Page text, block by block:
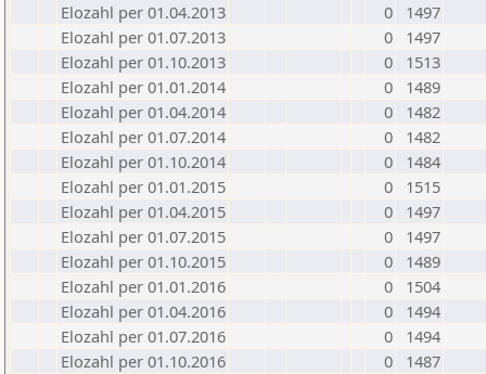
Elozahl per 01.04.2013
0
1497
Elozahl per 01.07.2013
0
1497
Elozahl per 01.10.2013
0
1513
Elozahl per 01.01.2014
0
1489
Elozahl per 01.04.2014
0
1482
Elozahl per 01.07.2014
0
1482
Elozahl per 01.10.2014
0
1484
Elozahl per 01.01.2015
0
1515
Elozahl per 01.04.2015
0
1497
Elozahl per 01.07.2015
0
1497
Elozahl per 01.10.2015
0
1489
Elozahl per 01.01.2016
0
1504
Elozahl per 01.04.2016
0
1494
Elozahl per 01.07.2016
0
1494
Elozahl per 01.10.2016
0
1487